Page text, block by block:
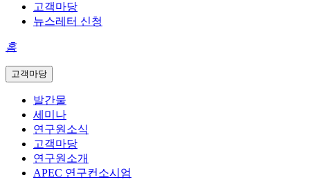
고객마당
뉴스레터 신청
홈
고객마당
발간물
세미나
연구원소식
고객마당
연구원소개
APEC 연구컨소시엄